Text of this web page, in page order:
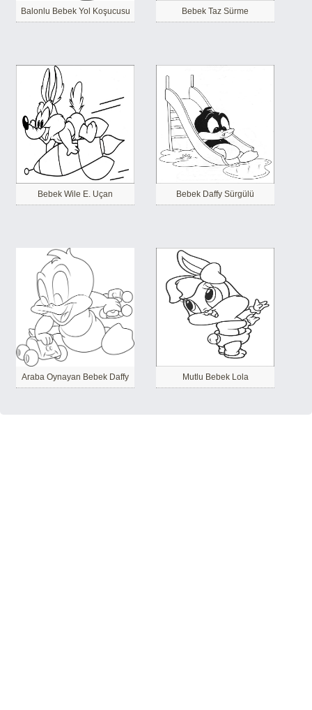
Balonlu Bebek Yol Koşucusu Bebek Taz Sürme
Bebek Wile E. Uçan Bebek Daffy Sürgülü
Araba Oynayan Bebek Daffy Mutlu Bebek Lola